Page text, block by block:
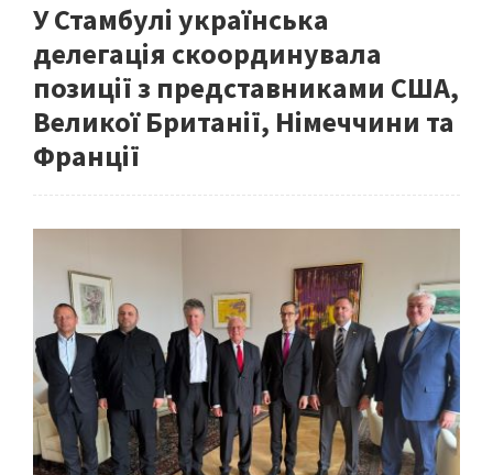
У Стамбулі українська
делегація скоординувала
позиції з представниками США,
Великої Британії, Німеччини та
Франції